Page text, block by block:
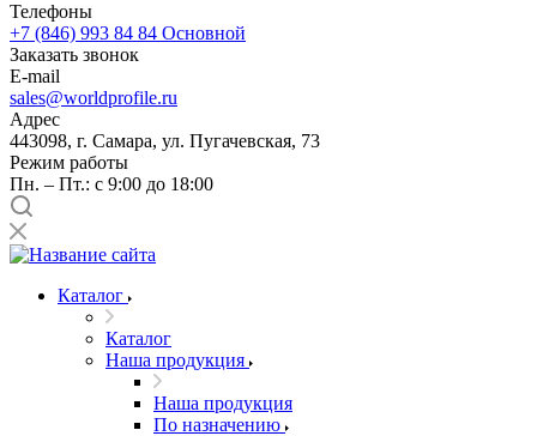
Телефоны
+7 (846) 993 84 84 Основной
Заказать звонок
E-mail
sales@worldprofile.ru
Адрес
443098, г. Самара, ул. Пугачевская, 73
Режим работы
Пн. – Пт.: с 9:00 до 18:00
Каталог
Каталог
Наша продукция
Наша продукция
По назначению